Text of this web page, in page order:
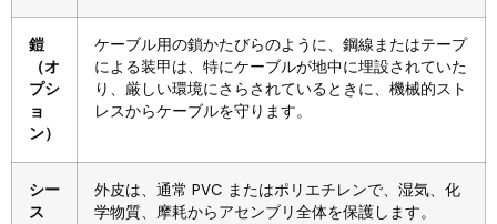
鎧
（オ
プシ
ョ
ン）
ケーブル用の鎖かたびらのように、鋼線またはテープ
による装甲は、特にケーブルが地中に埋設されていた
り、厳しい環境にさらされているときに、機械的スト
レスからケーブルを守ります。
シー
ス
外皮は、通常 PVC またはポリエチレンで、湿気、化
学物質、摩耗からアセンブリ全体を保護します。